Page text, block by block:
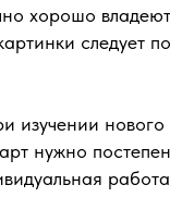
хорошо
следует
изучении
нужно